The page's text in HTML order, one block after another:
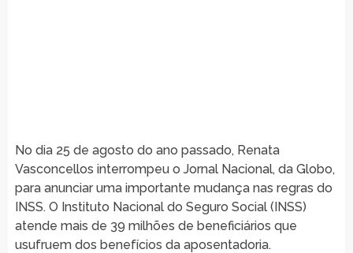
No dia 25 de agosto do ano passado, Renata
Vasconcellos interrompeu o Jornal Nacional, da Globo,
para anunciar uma importante mudança nas regras do
INSS. O Instituto Nacional do Seguro Social (INSS)
atende mais de 39 milhões de beneficiários que
usufruem dos benefícios da aposentadoria.